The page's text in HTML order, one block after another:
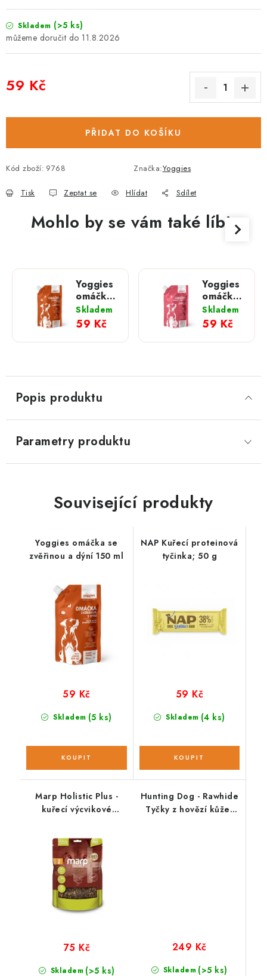
Skladem (>5 ks)
11.8.2026
59 Kč
PŘIDAT DO KOŠÍKU
Kód zboží: 9768 Značka:Yoggies
Tisk Zeptat se Hlídat Sdílet
Mohlo by se vám také líbit
Yoggies
omáčka
se
zvěřinou
a dýní
150 ml
Skladem
59 Kč
Yoggies
omáčka
s
kuřecím
masem a
batáty
Skladem
59 Kč
Popis produktu
Parametry produktu
Související produkty
Yoggies omáčka se
zvěřinou a dýní 150 ml
Skladem (5 ks)
59 Kč
NAP Kuřecí proteinová
tyčinka; 50 g
Skladem (4 ks)
59 Kč
Marp Holistic Plus -
kuřecí výcvikové
Skladem (>5 ks)
75 Kč
Hunting Dog - Rawhide
Tyčky z hovězí kůže;
Skladem (>5 ks)
249 Kč